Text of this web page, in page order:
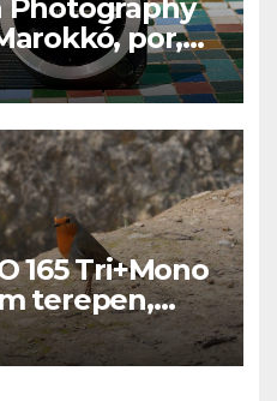
Photography
por,
amikor nem
165 Tri+Mono
terepen,